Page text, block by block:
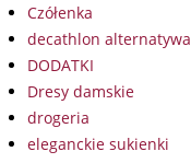
Czółenka
decathlon alternatywa
DODATKI
Dresy damskie
drogeria
eleganckie sukienki